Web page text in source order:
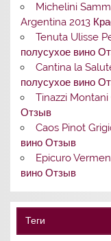
Michelini
Argentina 2013
Tenuta Ulisse
полусухое вино
Cantina la
полусухое вино
Tinazzi Montani
Отзыв
Caos Pinot
вино Отзыв
Epicuro
вино Отзыв
Теги